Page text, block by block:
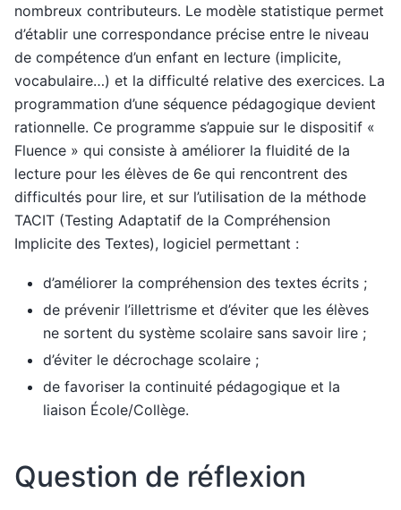
nombreux contributeurs. Le modèle statistique permet
d’établir une correspondance précise entre le niveau
de compétence d’un enfant en lecture (implicite,
vocabulaire…) et la difficulté relative des exercices. La
programmation d’une séquence pédagogique devient
rationnelle. Ce programme s’appuie sur le dispositif «
Fluence » qui consiste à améliorer la fluidité de la
lecture pour les élèves de 6e qui rencontrent des
difficultés pour lire, et sur l’utilisation de la méthode
TACIT (Testing Adaptatif de la Compréhension
Implicite des Textes), logiciel permettant :
d’améliorer la compréhension des textes écrits ;
de prévenir l’illettrisme et d’éviter que les élèves
ne sortent du système scolaire sans savoir lire ;
d’éviter le décrochage scolaire ;
de favoriser la continuité pédagogique et la
liaison École/Collège.
Question de réflexion